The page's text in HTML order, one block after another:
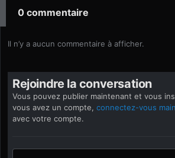
0 commentaire
Il n’y a aucun commentaire à afficher.
Rejoindre la conversation
Vous pouvez publier maintenant et vous
vous avez un compte, connectez-vous
avec votre compte.